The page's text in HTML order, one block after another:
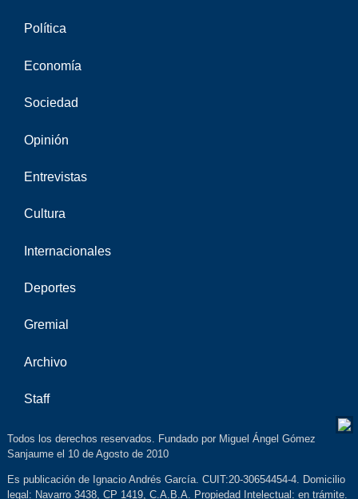
Política
Economía
Sociedad
Opinión
Entrevistas
Cultura
Internacionales
Deportes
Gremial
Archivo
Staff
Todos los derechos reservados. Fundado por Miguel Ángel Gómez
Sanjaume el 10 de Agosto de 2010
Es publicación de Ignacio Andrés García. CUIT:20-30654454-4. Domicilio
legal: Navarro 3438, CP 1419, C.A.B.A. Propiedad Intelectual: en trámite.